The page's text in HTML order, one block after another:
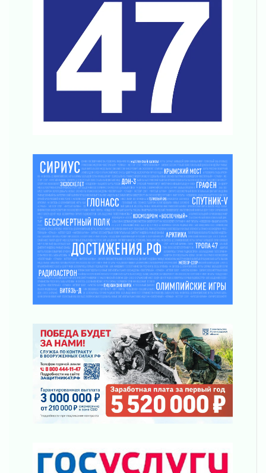
Уроки безопасности для детей и взрослых
Ленобласть отмечает День Воздушно-
десантных войск
02 августа 2026
«Активное лето»
02 августа 2026
Ленобласть отметила заслуги жителей перед
регионом и страной
02 августа 2026
ПСК через Гослуслуги напомнит жителям
Ленинградской области о неоплаченных
счетах
02 августа 2026
Пропавшего подростка нашли в Кировском
районе Ленобласти
02 августа 2026
Жителям Ленобласти напомнили, как
действовать при укусе клеща
02 августа 2026
В Ивангороде назвали новых почетных
02 августа 2026
Готовность №1
02 августа 2026
Километровые столбы «Дороги жизни»
отправили на реставрацию
02 августа 2026
Ленобласть внедрила передовую подготовку
В Ивангороде появилась «Избушка-
воробушка»